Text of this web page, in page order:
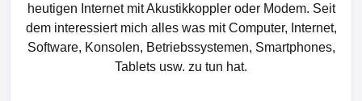
heutigen Internet mit Akustikkoppler oder Modem. Seit
dem interessiert mich alles was mit Computer, Internet,
Software, Konsolen, Betriebssystemen, Smartphones,
Tablets usw. zu tun hat.